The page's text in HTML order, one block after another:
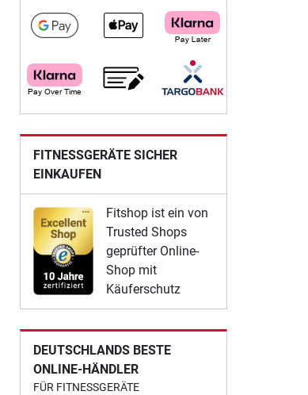
FITNESSGERÄTE SICHER
EINKAUFEN
Fitshop ist ein von
Trusted Shops
geprüfter Online-
Shop mit
Käuferschutz
DEUTSCHLANDS BESTE
ONLINE-HÄNDLER
FÜR FITNESSGERÄTE